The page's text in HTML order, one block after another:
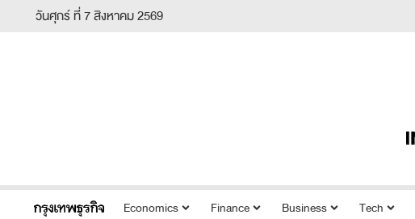
วันศุกร์ ที่ 7 สิงหาคม 2569
Economics Finance Business Tech